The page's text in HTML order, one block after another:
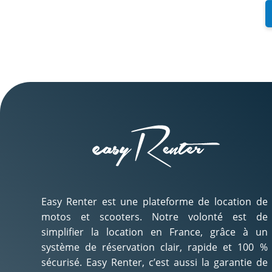
Easy Renter est une plateforme de location de
motos et scooters. Notre volonté est de
simplifier la location en France, grâce à un
système de réservation clair, rapide et 100 %
sécurisé. Easy Renter, c’est aussi la garantie de